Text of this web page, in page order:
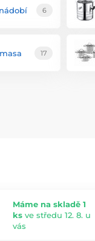
6
17
Máme na skladě 1
ks ve středu 12. 8. u
vás